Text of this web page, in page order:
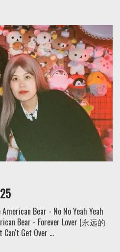
Bear - No No Yeah Yeah
Bear - Forever Lover (永远的
Get Over ...